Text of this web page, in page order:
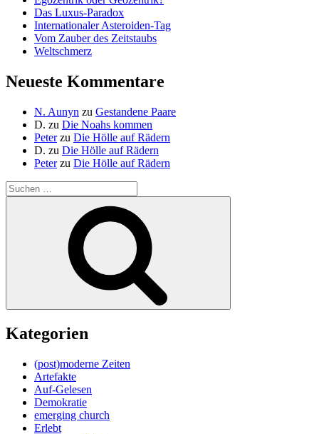
Das Luxus-Paradox
Internationaler Asteroiden-Tag
Vom Zauber des Zeitstaubs
Weltschmerz
Neueste Kommentare
N. Aunyn zu Gestandene Paare
D. zu Die Noahs kommen
Peterzu Die Hölle auf Rädern
D. zu Die Hölle auf Rädern
Peterzu Die Hölle auf Rädern
Suche
nach:
Kategorien
(post)moderne Zeiten
Artefakte
Auf-Gelesen
Demokratie
emerging church
Erlebt